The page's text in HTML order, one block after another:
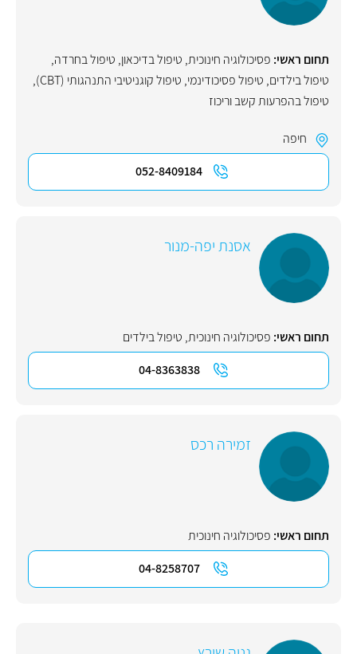
תחום ראשי: פסיכולוגיה חינוכית, טיפול בדיכאון, טיפול בחרדה,
טיפול בילדים, טיפול פסיכודינמי, טיפול קוגניטיבי התנהגותי (CBT)
,
טיפול בהפרעות קשב וריכוז
חיפה
052-8409184
אסנת יפה-מנור
תחום ראשי: פסיכולוגיה חינוכית, טיפול בילדים
04-8363838
זמירה רכס
תחום ראשי: פסיכולוגיה חינוכית
04-8258707